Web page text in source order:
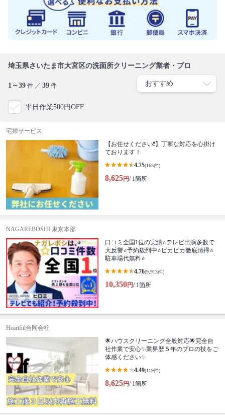
埼玉県さいたま市大宮区の洗面所クリーニング業者・プロ
1～39 件 ／ 39 件
平日作業500円OFF
宅掃サービス
【お任せください❗️】丁寧な対応を心掛け
ております！
4.75(163件)
8,625円/ 1箇所
NAGAREBOSHI 東京本部
口コミ全国1位の実績⭐テレビ出演多数で
大反響⭐予約殺到中⭐ピカピカ徹底清掃⭐
駐車場代無料⭐
4.76(9,913件)
10,350円/ 1箇所
Heartful合同会社
🌟ハウスクリーニング全般対応🌟完全自
社作業で安心✨業界歴５年のプロの技をご
体感ください✨
4.49(119件)
8,625円/ 1箇所